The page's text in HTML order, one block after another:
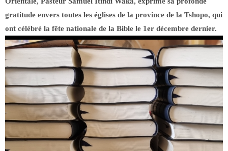
gratitude envers toutes les églises de la province de la Tshopo, qui
ont célébré la fête nationale de la Bible le 1er décembre dernier.